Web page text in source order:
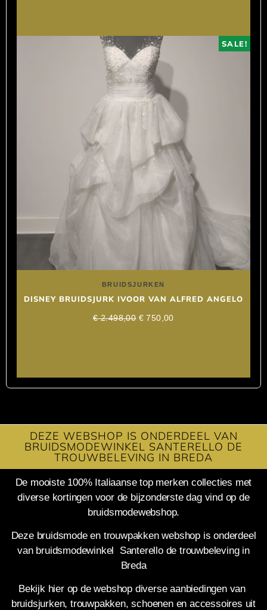
SALE!
BRUIDSJURKEN
DISNEY BRUIDSJURK IVOOR VAN ALFRED ANGELO
€2.498,00 € 750,00
DEZE WEBSHOP IS ONDERDEEL VAN
BRUIDSMODEWINKEL SANTERELLO DE
TROUWBELEVING IN BREDA
De mooiste 100% Italiaanse top merken collecties met
diverse kortingen voor de bijzonderste dag vind op de
bruidsmodewebshop.
Deze bruidsmode en trouwpakken webshop is onderdeel
van bruidsmodewinkel Santerello de trouwbeleving in
Breda
Bekijk hier op de webshop diverse aanbiedingen van
bruidsjurken, trouwpakken, schoenen en accessoires uit